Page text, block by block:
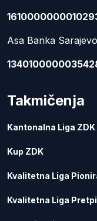
Asa Banka Sarajevo
Takmičenja
Kantonalna Liga ZDK
Kup ZDK
Kvalitetna Liga
Kvalitetna Liga